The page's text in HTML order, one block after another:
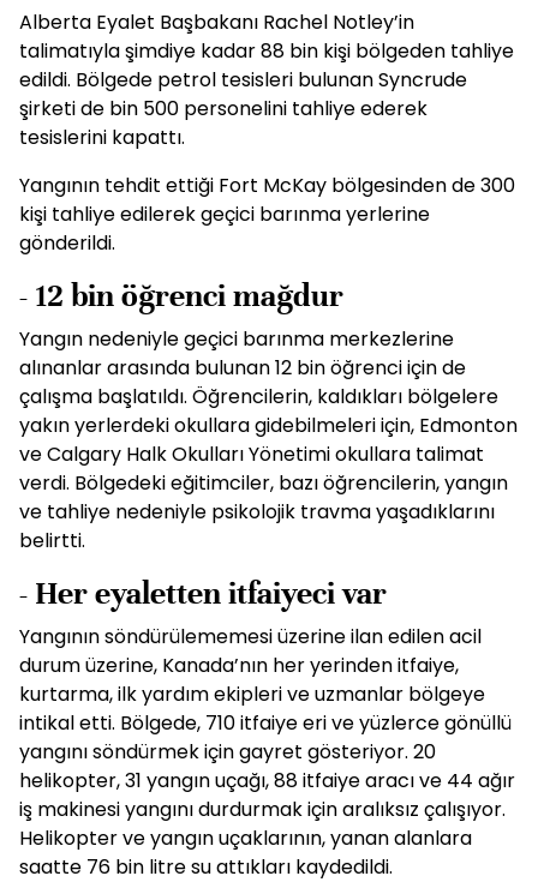
Alberta Eyalet Başbakanı Rachel Notley’in
talimatıyla şimdiye kadar 88 bin kişi bölgeden tahliye
edildi. Bölgede petrol tesisleri bulunan Syncrude
şirketi de bin 500 personelini tahliye ederek
tesislerini kapattı.
Yangının tehdit ettiği Fort McKay bölgesinden de 300
kişi tahliye edilerek geçici barınma yerlerine
gönderildi.
- 12 bin öğrenci mağdur
Yangın nedeniyle geçici barınma merkezlerine
alınanlar arasında bulunan 12 bin öğrenci için de
çalışma başlatıldı. Öğrencilerin, kaldıkları bölgelere
yakın yerlerdeki okullara gidebilmeleri için, Edmonton
ve Calgary Halk Okulları Yönetimi okullara talimat
verdi. Bölgedeki eğitimciler, bazı öğrencilerin, yangın
ve tahliye nedeniyle psikolojik travma yaşadıklarını
belirtti.
- Her eyaletten itfaiyeci var
Yangının söndürülememesi üzerine ilan edilen acil
durum üzerine, Kanada’nın her yerinden itfaiye,
kurtarma, ilk yardım ekipleri ve uzmanlar bölgeye
intikal etti. Bölgede, 710 itfaiye eri ve yüzlerce gönüllü
yangını söndürmek için gayret gösteriyor. 20
helikopter, 31 yangın uçağı, 88 itfaiye aracı ve 44 ağır
iş makinesi yangını durdurmak için aralıksız çalışıyor.
Helikopter ve yangın uçaklarının, yanan alanlara
saatte 76 bin litre su attıkları kaydedildi.